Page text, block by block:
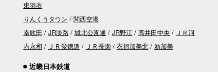
東羽衣
りんくうタウン
関西空港
南吹田
JR淡路 城北公園通 JR野江 高井田中央
ＪＲ河
内永和
ＪＲ俊徳道 ＪＲ長瀬 衣摺加美北 新加美
近畿日本鉄道